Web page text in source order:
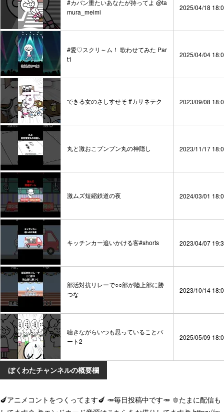
#カバン重たいあなたが持ってよ @ta
mura_meimi
2025/04/18
#愛♡スクリ～ム！ 歌わせてみた Par
t1
2025/04/04
できる女のさしすせそ #カサネテク 2023/09/08
丸と激おこプンプン丸の神隠し 2023/11/17
激ムズ短縮鉄道の夜 2024/03/01
キッチンカー追いかける客#shorts 2023/04/07
部活対抗リレーで○○部が陸上部に勝
つな
2023/10/14
聴きながらいつも思っていることパ
ート2
2025/05/09
ぼくわたチャンネルの概要欄
🍆アニメコントをつくってます🍆 🥕毎日投稿中です🥕 🫑たまに配信も